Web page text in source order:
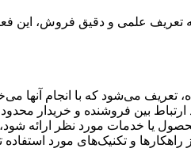
تعریف علمی و دقیق فروش، این
می‌شود که با انجام آنها
بین فروشنده و خریدار
محصول یا خدمات مورد نظر ارائه
راهکارها و تکنیک‌های مورد